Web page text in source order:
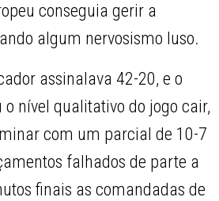
conseguia gerir a
algum nervosismo luso.
assinalava 42-20, e o
nível qualitativo do jogo cair,
com um parcial de 10-7
falhados de parte a
finais as comandadas de